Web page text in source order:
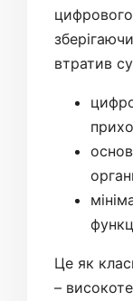
втратив
Це як
–